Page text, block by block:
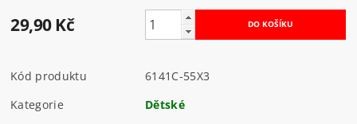
29,90 Kč
Kód produktu
6141C-55X3
Kategorie
Dětské